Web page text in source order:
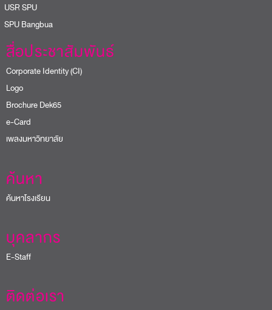
SPU
Bangbua
สื่อประชาสัมพันธ์
Corporate Identity (CI)
Logo
Brochure Dek65
e-Card
เพลงมหาวิทยาลัย
ค้นหา
ค้นหาโรงเรียน
บุคลากร
E-Staff
ติดต่อเรา